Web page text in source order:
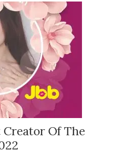
Creator Of The